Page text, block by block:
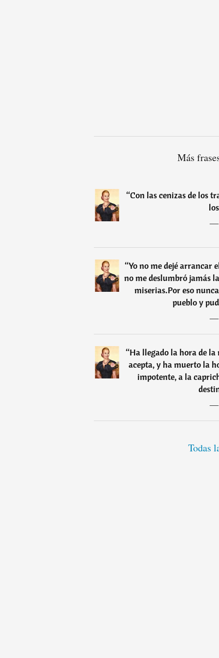
Más
“Con las cenizas de los
“Yo no me dejé arrancar
no me deslumbró jamás
miserias.Por eso
pueblo y
“Ha llegado la hora de la
acepta, y ha muerto la
impotente, a la
Todas